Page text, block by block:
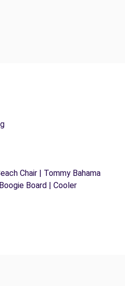
Chair | Tommy Bahama
Board | Cooler